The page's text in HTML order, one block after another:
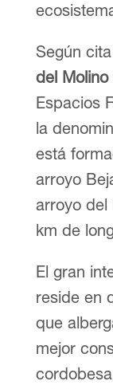
Según
del Molino
Espacios
la
está
arroyo
arroyo del
km de
El gran
reside en
que
mejor